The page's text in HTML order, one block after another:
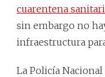
cuarentena
sin embargo no
infraestructura
La Policía